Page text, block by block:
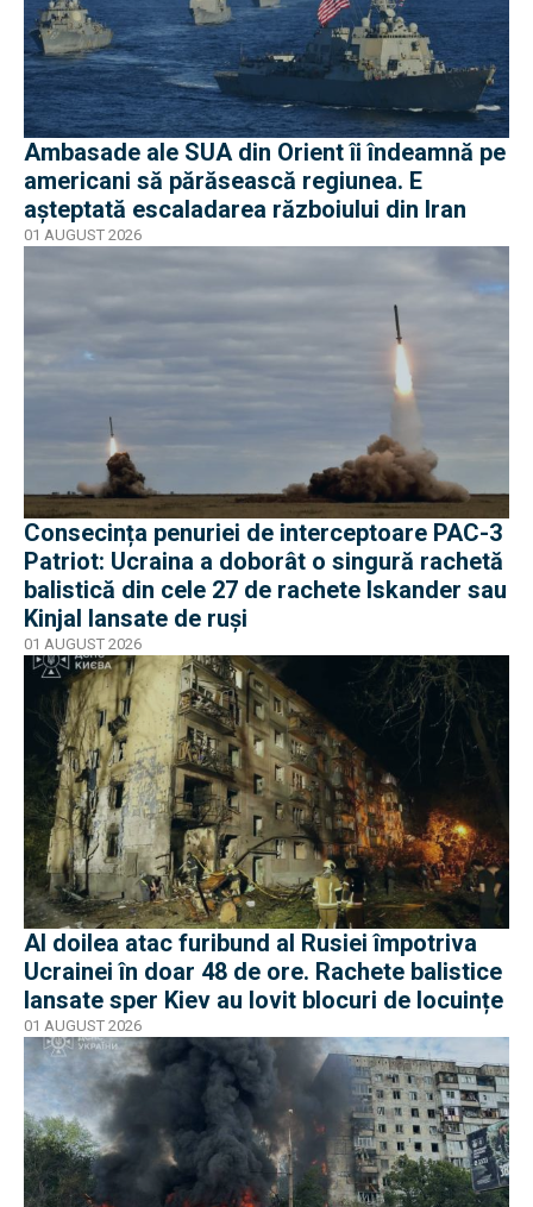
Ambasade ale SUA din Orient îi îndeamnă pe
americani să părăsească regiunea. E
așteptată escaladarea războiului din Iran
01 AUGUST 2026
Consecința penuriei de interceptoare PAC-3
Patriot: Ucraina a doborât o singură rachetă
balistică din cele 27 de rachete Iskander sau
Kinjal lansate de ruși
01 AUGUST 2026
Al doilea atac furibund al Rusiei împotriva
Ucrainei în doar 48 de ore. Rachete balistice
lansate sper Kiev au lovit blocuri de locuințe
01 AUGUST 2026